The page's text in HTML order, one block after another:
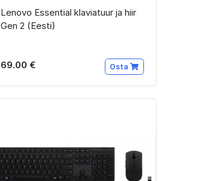
Lenovo Essential klaviatuur ja hiir
Gen 2 (Eesti)
69.00 € Osta